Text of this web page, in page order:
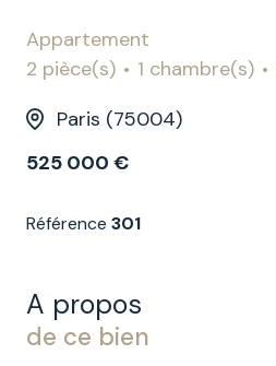
Appartement
2 pièce(s)
1 chambre(s)
Paris (75004)
525 000 €
Référence 301
A propos
de ce bien